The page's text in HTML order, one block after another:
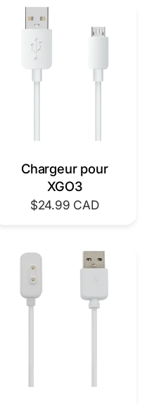
Chargeur pour
XGO3
$24.99 CAD